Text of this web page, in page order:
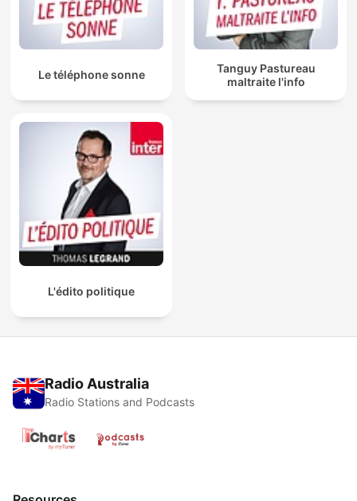
Le téléphone sonne
Tanguy Pastureau
maltraite l'info
L'édito politique
Radio Australia
Radio Stations and Podcasts